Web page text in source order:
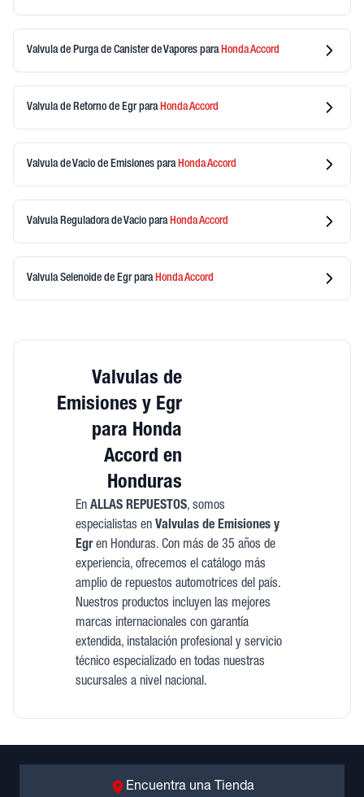
Valvula de Purga de Canister de Vapores para HondaAccord
Valvula de Retorno de Egrpara HondaAccord
Valvula de Vacio de Emisiones para HondaAccord
Valvula Reguladora de Vacio para HondaAccord
Valvula Selenoide de Egrpara HondaAccord
Valvulas de
Emisiones y Egr
para Honda
Accord en
Honduras
En ALLAS REPUESTOS, somos
especialistas en Valvulas de Emisiones y
Egren Honduras. Con más de 35 años de
experiencia, ofrecemos el catálogo más
amplio de repuestos automotrices del país.
Nuestros productos incluyen las mejores
marcas internacionales con garantía
extendida, instalación profesional y servicio
técnico especializado en todas nuestras
sucursales a nivel nacional.
Encuentra una Tienda